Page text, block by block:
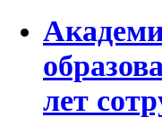
лет